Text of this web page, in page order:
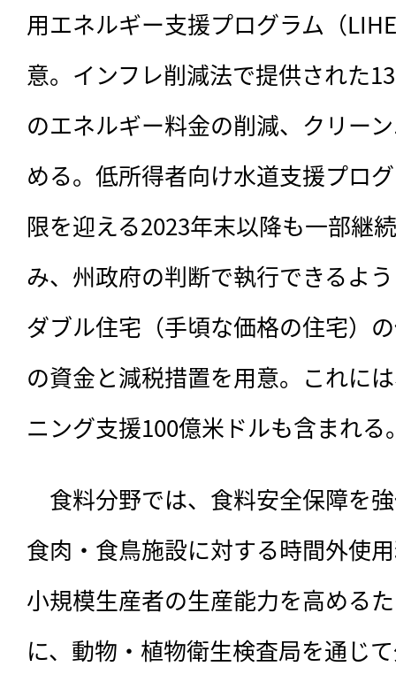
用エネルギー支援プログラム（
意。インフレ削減法で提供された
のエネルギー料金の削減、クリー
める。低所得者向け水道支援プロ
限を迎える2023年末以降も一部継
み、州政府の判断で執行できるよ
ダブル住宅（手頃な価格の住宅）
の資金と減税措置を用意。これに
ニング支援100億米ドルも含まれる
食料分野では、食料安全保障を
食肉・食鳥施設に対する時間外使
小規模生産者の生産能力を高める
に、動物・植物衛生検査局を通じ